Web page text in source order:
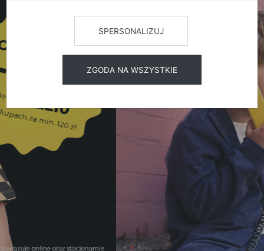
SPERSONALIZUJ
ZGODA NA WSZYSTKIE